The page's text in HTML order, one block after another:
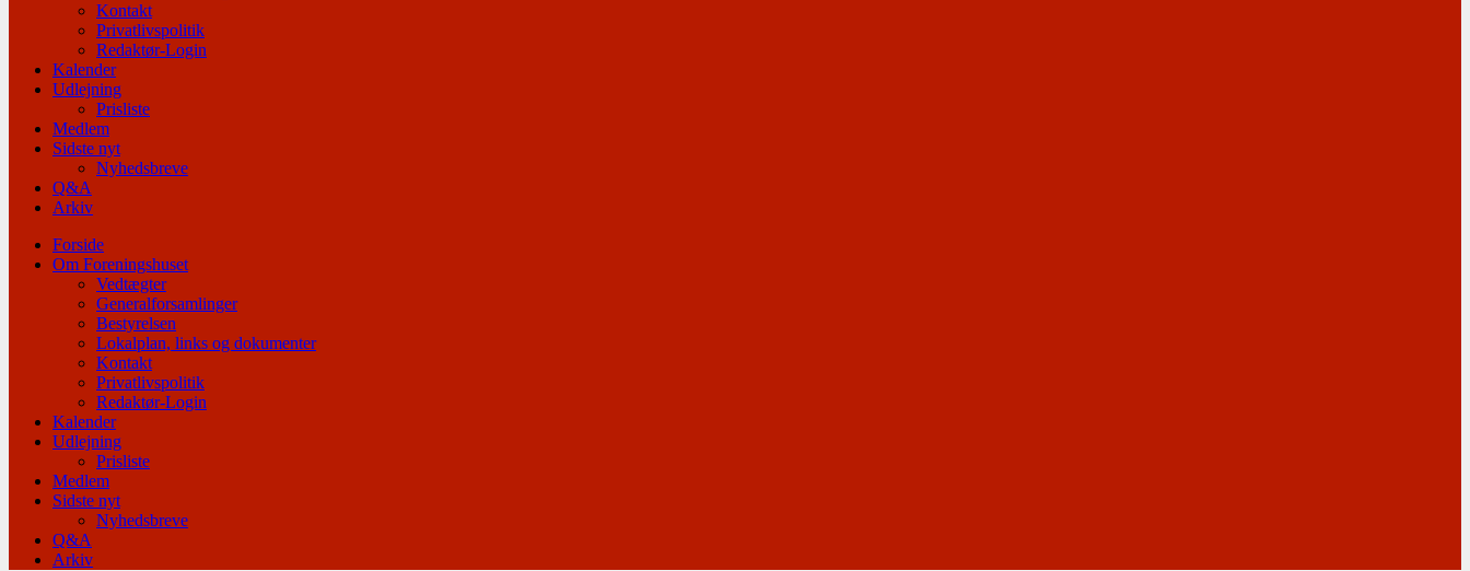
Kontakt
Privatlivspolitik
Redaktør-Login
Kalender
Udlejning
Prisliste
Medlem
Sidste nyt
Nyhedsbreve
Q&A
Arkiv
Forside
Om Foreningshuset
Vedtægter
Generalforsamlinger
Bestyrelsen
Lokalplan, links og dokumenter
Kontakt
Privatlivspolitik
Redaktør-Login
Kalender
Udlejning
Prisliste
Medlem
Sidste nyt
Nyhedsbreve
Q&A
Arkiv